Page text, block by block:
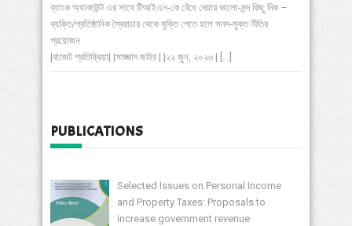
ব্যাংক অ্যাকাউন্ট এর সাথে টিআইএন-কে বেঁধে দেয়ার ভালো-মন্দ কিছু দিক –
ব্যক্তি/প্রতিষ্ঠানিক স্বৈরাচার থেকে মুক্তি পেতে হলে সনদ-মুক্ত নীতির
প্রয়োজন
|বাজেট প্রতিক্রিয়া| |সাজ্জাদ জহির | |২২ জুন, ২০২৬ | […]
PUBLICATIONS
Selected Issues on Personal Income
and Property Taxes: Proposals to
increase government revenue